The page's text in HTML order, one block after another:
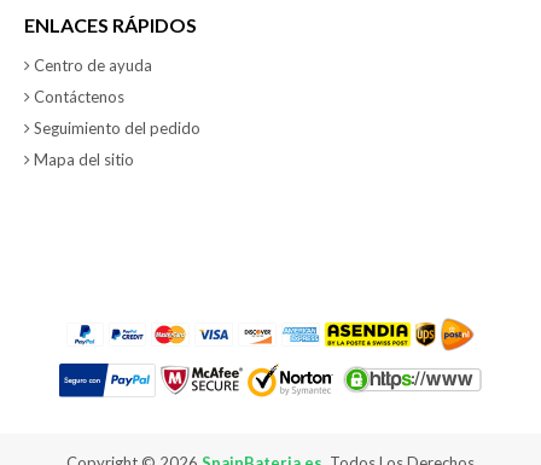
ENLACES RÁPIDOS
Centro de ayuda
Contáctenos
Seguimiento del pedido
Mapa del sitio